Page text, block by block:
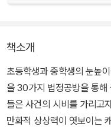
책소개
초등학생과 중학생의 눈높
을 30가지 법정공방을 통해
들은 사건의 시비를 가리고
만화적 상상력이 엿보이는